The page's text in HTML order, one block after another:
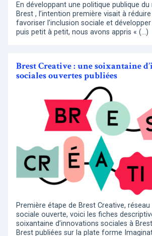
En développant une politique publique
Brest , l’intention première visait à
favoriser l’inclusion sociale et
puis petit à petit, nous avons appris « (…)
Brest Creative : une soixantaine
sociales ouvertes publiées
Première étape de Brest Creative, réseau
sociale ouverte, voici les fiches
soixantaine d’innovations sociales à
Brest publiées sur la plate forme